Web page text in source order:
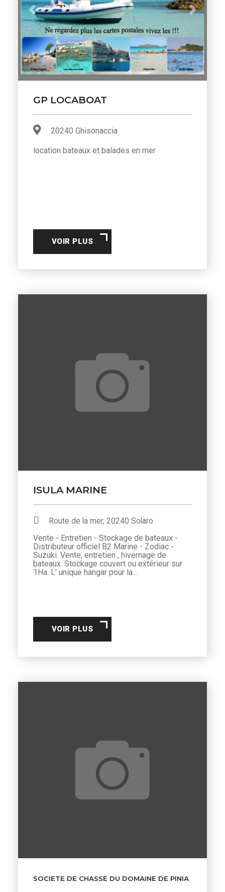
Previous Next
GP LOCABOAT
20240 Ghisonaccia
location bateaux et balades en mer
VOIR PLUS
ISULA MARINE
Route de la mer, 20240 Solaro
Vente - Entretien - Stockage de bateaux -
Distributeur officiel B2 Marine - Zodiac -
Suzuki. Vente, entretien , hivernage de
bateaux. Stockage couvert ou extérieur sur
1Ha. L' unique hangar pour la...
VOIR PLUS
SOCIETE DE CHASSE DU DOMAINE DE PINIA